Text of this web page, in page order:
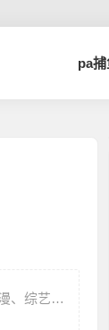
pa
、综艺…